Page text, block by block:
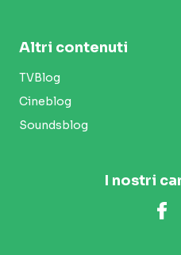
Altri contenuti
TVBlog
Cineblog
Soundsblog
I nostri